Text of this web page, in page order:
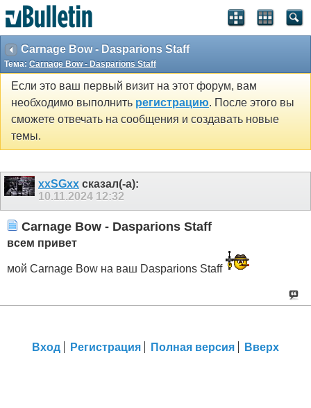
Carnage Bow - Dasparions Staff
Тема: Carnage Bow - Dasparions Staff
Если это ваш первый визит на этот форум, вам
необходимо выполнить регистрацию. После этого вы
сможете отвечать на сообщения и создавать новые
темы.
xxSGxx сказал(-а):
10.11.2024 12:32
Carnage Bow - Dasparions Staff
всем привет
мой Carnage Bow на ваш Dasparions Staff
Вход Регистрация Полная версия Вверх